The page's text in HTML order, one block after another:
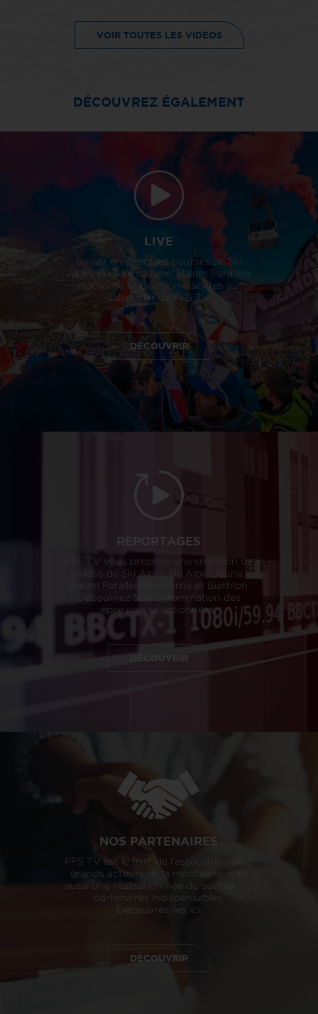
VOIR TOUTES LES VIDÉOS
DÉCOUVREZ ÉGALEMENT
LIVE
Suivez en direct les courses de Ski
Alpin, Ski Alpin Jeune, Slalom Parallèle
nocturne et Biathlon inscrites au
calendrier de FFS TV.
DÉCOUVRIR
REPORTAGES
FFS TV vous propose une sélection de
vidéos de Ski Alpin, Ski Alpin Jeune,
Slalom Parallèle Nocturne et Biathlon.
Découvrez la programmation des
épreuves sélectionnées.
DÉCOUVRIR
NOS PARTENAIRES
FFS TV est le fruit de l’association de 2
grands acteurs de la montagne mais
aussi une réalisation née du soutien de
partenaires indispensables.
Découvrez-les ici.
DÉCOUVRIR